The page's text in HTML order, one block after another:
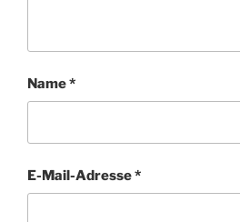
Name*
E-Mail-Adresse*